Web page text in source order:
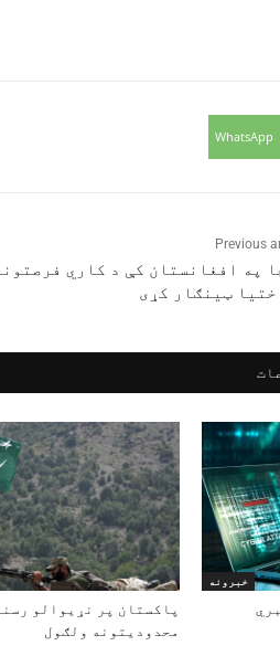
WhatsApp
Previous
په افغانستان کې د کاري
ټینګار کړی
خبرونه
پاکستان پر نړیوالو
محدودیتونه ولګول